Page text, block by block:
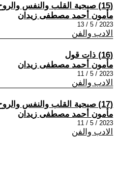
(15) صبحية القلب والنفس والروح 5
مأمون أحمد مصطفى زيدان
2023 / 5 / 13
الادب والفن
(16) ذات قول
مأمون أحمد مصطفى زيدان
2023 / 5 / 11
الادب والفن
(17) صبحية القلب والنفس والروح 4
مأمون أحمد مصطفى زيدان
2023 / 5 / 11
الادب والفن